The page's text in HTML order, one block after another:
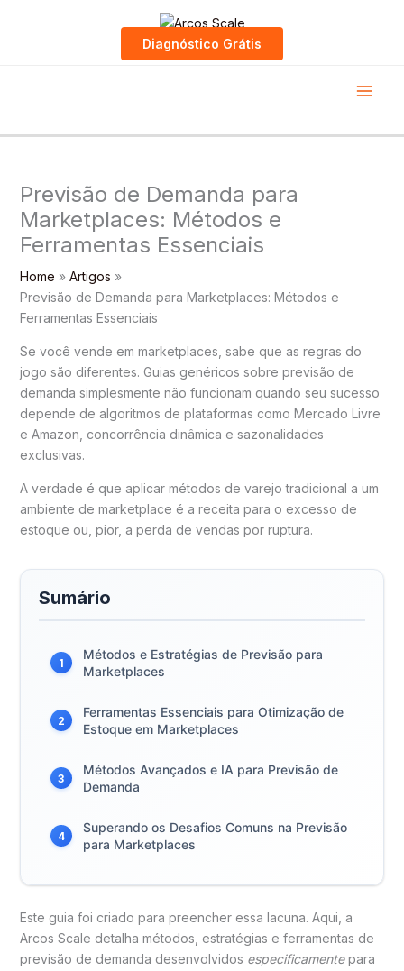
Diagnóstico Grátis
Previsão de Demanda para
Marketplaces: Métodos e
Ferramentas Essenciais
Home
Artigos
Previsão de Demanda para Marketplaces: Métodos e
Ferramentas Essenciais
Se você vende em marketplaces, sabe que as regras do
jogo são diferentes. Guias genéricos sobre previsão de
demanda simplesmente não funcionam quando seu sucesso
depende de algoritmos de plataformas como Mercado Livre
e Amazon, concorrência dinâmica e sazonalidades
exclusivas.
A verdade é que aplicar métodos de varejo tradicional a um
ambiente de marketplace é a receita para o excesso de
estoque ou, pior, a perda de vendas por ruptura.
Sumário
1
Métodos e Estratégias de Previsão para
Marketplaces
2
Ferramentas Essenciais para Otimização de
Estoque em Marketplaces
3
Métodos Avançados e IA para Previsão de
Demanda
4
Superando os Desafios Comuns na Previsão
para Marketplaces
Este guia foi criado para preencher essa lacuna. Aqui, a
Arcos Scale detalha métodos, estratégias e ferramentas de
previsão de demanda desenvolvidos especificamentepara